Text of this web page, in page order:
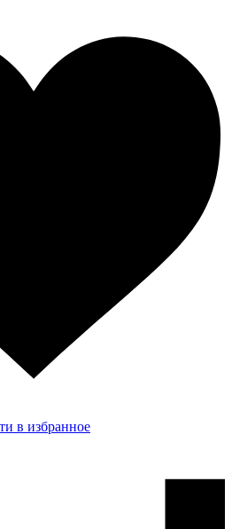
в избранное